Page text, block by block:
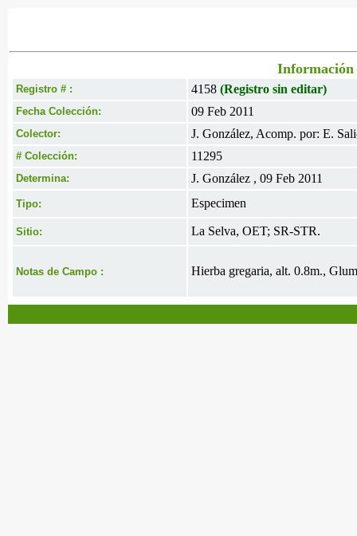
Información
Registro # : 4158 (Registro sin editar)
Fecha Colección: 09 Feb 2011
Colector: J. González, Acomp. por: E.
# Colección: 11295
Determina: J. González , 09 Feb 2011
Tipo: Especimen
Sitio: La Selva, OET; SR-STR.
Notas de Campo : Hierba gregaria, alt. 0.8m.,